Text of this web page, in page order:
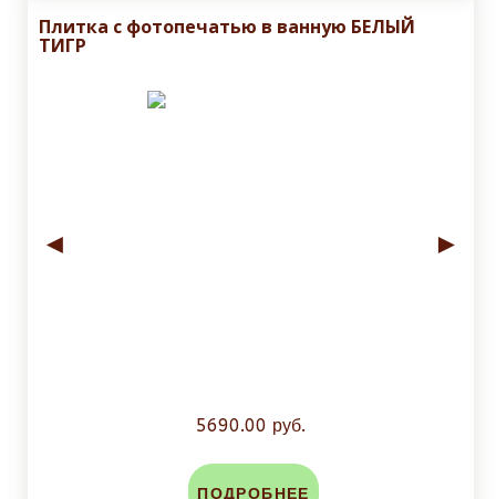
Плитка с фотопечатью в ванную БЕЛЫЙ
ТИГР
◄ ►
5690.00 руб.
ПОДРОБНЕЕ